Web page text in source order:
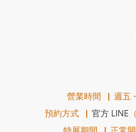
營業時間▕ 週五
預約方式▕ 官方 LINE